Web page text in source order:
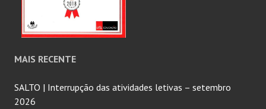
MAIS RECENTE
SALTO | Interrupção das atividades letivas – setembro
2026